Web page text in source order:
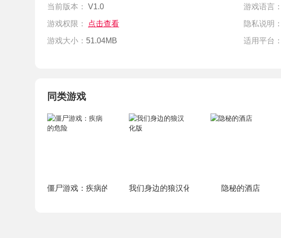
当前版本： V1.0 游戏语言：
游戏权限： 点击查看 隐私说明：
游戏大小： 51.04MB 适用平台：
同类游戏
僵尸游戏：疾病的危险 我们身边的狼汉化版 隐秘的酒店